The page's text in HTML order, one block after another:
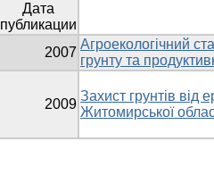
Дата
публикации
2007
Агроекологічний
грунту та
2009
Захист грунтів від
Житомирської